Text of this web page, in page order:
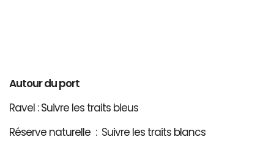
Autour du port
Ravel : Suivre les traits bleus
Réserve naturelle : Suivre les traits blancs